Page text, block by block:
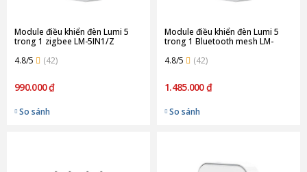
Module điều khiển đèn Lumi 5
trong 1 zigbee LM-5IN1/Z
4.8/5
(42)
990.000 ₫
So sánh
Module điều khiển đèn Lumi 5
trong 1 Bluetooth mesh LM-
4.8/5
(42)
1.485.000 ₫
So sánh